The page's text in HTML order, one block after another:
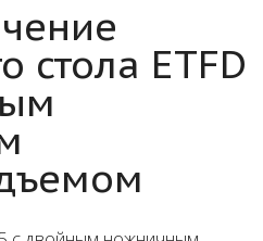
стола ETFD